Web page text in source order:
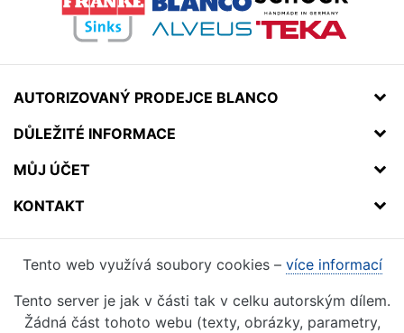
AUTORIZOVANÝ PRODEJCE BLANCO
DŮLEŽITÉ INFORMACE
MŮJ ÚČET
KONTAKT
Tento web využívá soubory cookies – více informací
Tento server je jak v části tak v celku autorským dílem.
Žádná část tohoto webu (texty, obrázky, parametry,